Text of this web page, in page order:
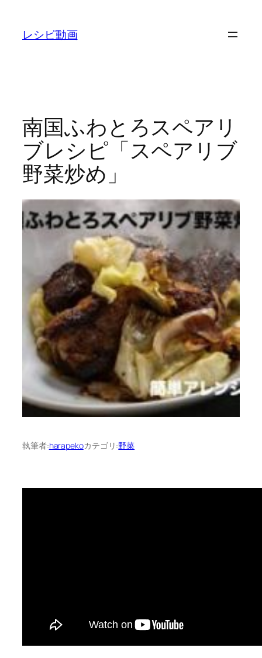
レシピ動画
南国ふわとろスペアリ
ブレシピ「スペアリブ
野菜炒め」
執筆者:harapekoカテゴリ:野菜